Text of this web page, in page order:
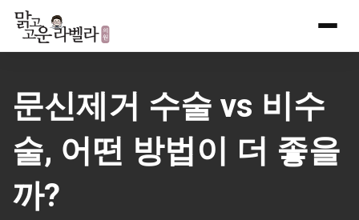
Skip
content
문신제거 수술 vs 비수
술, 어떤 방법이 더 좋을
까?